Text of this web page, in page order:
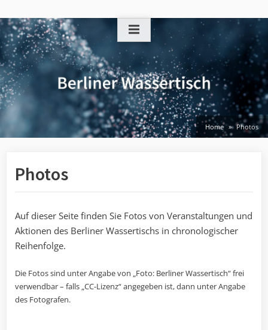
to
content
Home Photos
Photos
Auf dieser Seite finden Sie Fotos von Veranstaltungen und
Aktionen des Berliner Wassertischs in chronologischer
Reihenfolge.
Die Fotos sind unter Angabe von „Foto: Berliner Wassertisch“ frei
verwendbar – falls „CC-Lizenz“ angegeben ist, dann unter Angabe
des Fotografen.